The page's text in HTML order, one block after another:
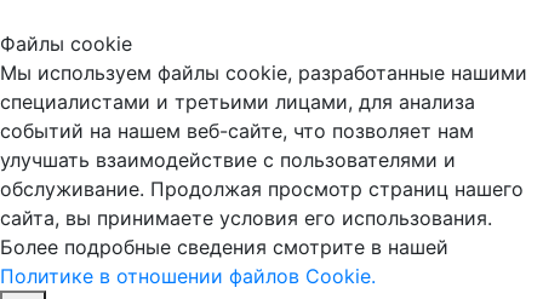
Файлы cookie
Мы используем файлы cookie, разработанные нашими
специалистами и третьими лицами, для анализа
событий на нашем веб-сайте, что позволяет нам
улучшать взаимодействие с пользователями и
обслуживание. Продолжая просмотр страниц нашего
сайта, вы принимаете условия его использования.
Более подробные сведения смотрите в нашей
Политике в отношении файлов Cookie.